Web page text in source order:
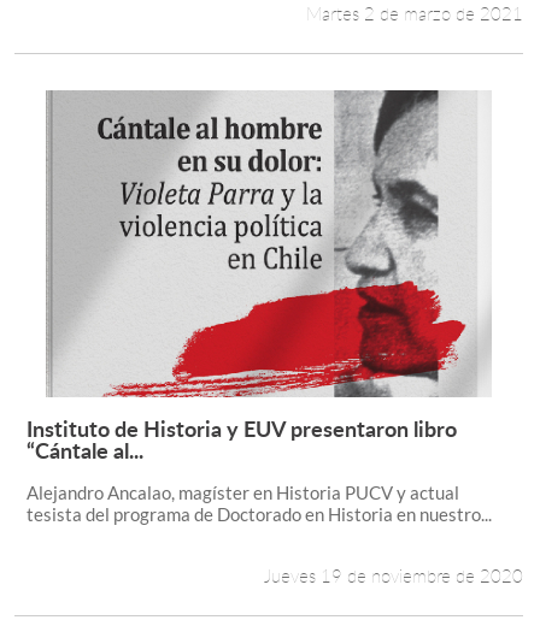
Martes 2 de marzo de 2021
Leer más +
Instituto de Historia y EUV presentaron libro
“Cántale al...
Alejandro Ancalao, magíster en Historia PUCV y actual
tesista del programa de Doctorado en Historia en nuestro...
Jueves 19 de noviembre de 2020